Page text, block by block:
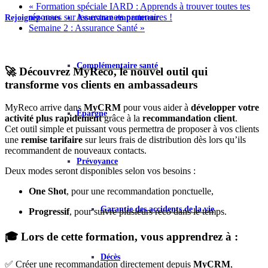
Assurance emprunteur
Complémentaire santé
Épargne
Prévoyance
Garantie des accidents de la vie
Décès
Rejoignez-nous
« Formation spéciale IARD : Apprends à trouver toutes tes
réponses sur les extranets partenaires !
Semaine 2 : Assurance Santé »
🚀 Découvrez MyReco, le nouvel outil qui
transforme vos clients en ambassadeurs
MyReco arrive dans MyCRM pour vous aider à développer votre
activité plus rapidementgrâce à la recommandation client.
Cet outil simple et puissant vous permettra de proposer à vos clients
une remise tarifaire sur leurs frais de distribution dès lors qu’ils
recommandent de nouveaux contacts.
Deux modes seront disponibles selon vos besoins :
One Shot, pour une recommandation ponctuelle,
Progressif, pour suivre plusieurs reco dans le temps.
🎓 Lors de cette formation, vous apprendrez à :
✅ Créer une recommandation directement depuis MyCRM,